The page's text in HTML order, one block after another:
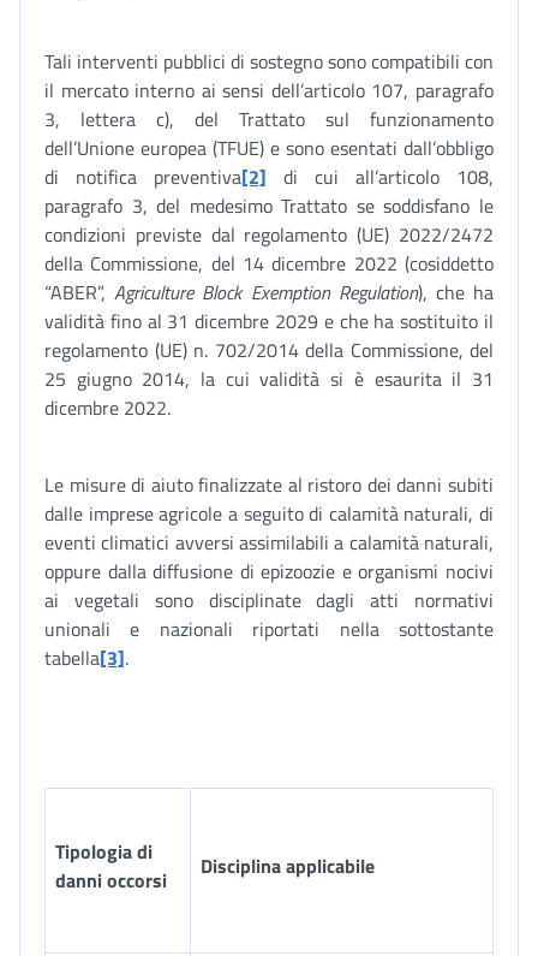
Tali interventi pubblici di sostegno sono compatibili con
il mercato interno ai sensi dell’articolo 107, paragrafo
3, lettera c), del Trattato sul funzionamento
dell’Unione europea (TFUE) e sono esentati dall’obbligo
di notifica preventiva[2] di cui all’articolo 108,
paragrafo 3, del medesimo Trattato se soddisfano le
condizioni previste dal regolamento (UE) 2022/2472
della Commissione, del 14 dicembre 2022 (cosiddetto
“ABER”,Agriculture Block Exemption Regulation), che ha
validità fino al 31 dicembre 2029 e che ha sostituito il
regolamento (UE) n. 702/2014 della Commissione, del
25 giugno 2014, la cui validità si è esaurita il 31
dicembre 2022.
Le misure di aiuto finalizzate al ristoro dei danni subiti
dalle imprese agricole a seguito di calamità naturali, di
eventi climatici avversi assimilabili a calamità naturali,
oppure dalla diffusione di epizoozie e organismi nocivi
ai vegetali sono disciplinate dagli atti normativi
unionali e nazionali riportati nella sottostante
tabella[3].
Tipologia di
danni occorsi
Disciplina applicabile